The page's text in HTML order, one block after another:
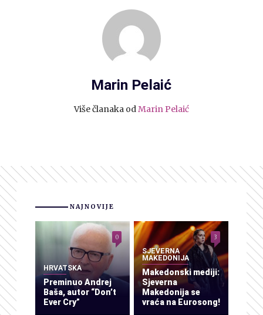
Marin Pelaić
Više članaka odMarin Pelaić
NAJNOVIJE
HRVATSKA
Preminuo Andrej
Baša, autor “Don’t
Ever Cry”
0
SJEVERNA
MAKEDONIJA
Makedonski mediji:
Sjeverna
Makedonija se
vraća na Eurosong!
3